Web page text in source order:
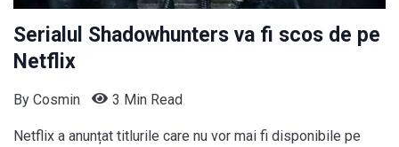
Serialul Shadowhunters va fi scos de pe
Netflix
By Cosmin 3 Min Read
Netflix a anunțat titlurile care nu vor mai fi disponibile pe